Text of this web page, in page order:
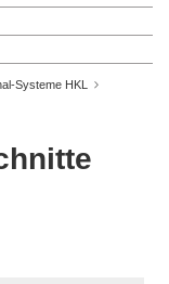
Systeme HKL